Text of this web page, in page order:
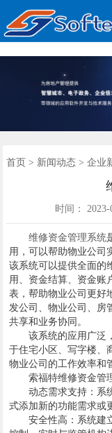
首页 > 新闻动态> 企业
时间：
维修资金管理系统
用，可以帮助物业公司
该系统可以提供全面的
用、资金结算、资金账
表，帮助物业公司更好
发公司、物业公司、房
共享和业务协同。
该系统的应用广泛
于住宅小区、写字楼、
物业公司的工作效率和
索福特维修资金管
动态需求支持：系
式添加新的功能需求或
安全性高：系统建